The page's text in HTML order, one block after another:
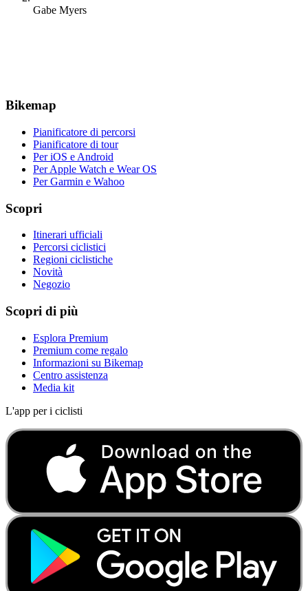
Gabe Myers
Bikemap
Pianificatore di percorsi
Pianificatore di tour
Per iOS e Android
Per Apple Watch e Wear OS
Per Garmin e Wahoo
Scopri
Itinerari ufficiali
Percorsi ciclistici
Regioni ciclistiche
Novità
Negozio
Scopri di più
Esplora Premium
Premium come regalo
Informazioni su Bikemap
Centro assistenza
Media kit
L'app per i ciclisti